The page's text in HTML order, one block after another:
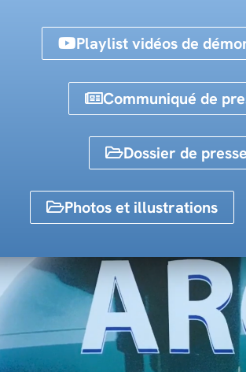
Playlist vidéos de
Communiqué de
Dossier de presse
Photos et illustrations